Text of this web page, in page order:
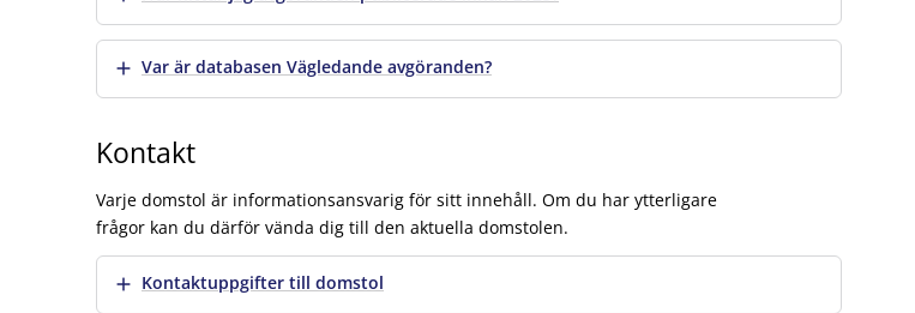
Visa merVar är databasen Vägledande avgöranden?
Kontakt
Varje domstol är informationsansvarig för sitt innehåll. Om du har ytterligare
frågor kan du därför vända dig till den aktuella domstolen.
Visa merKontaktuppgifter till domstol